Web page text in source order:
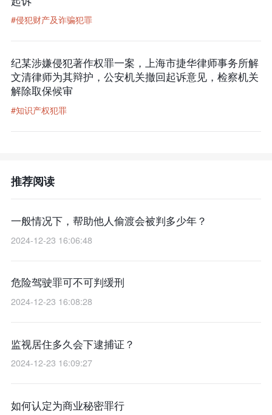
#侵犯财产及诈骗犯罪
纪某涉嫌侵犯著作权罪一案，上海市捷华律师事务所解
文清律师为其辩护，公安机关撤回起诉意见，检察机关
解除取保候审
#知识产权犯罪
推荐阅读
一般情况下，帮助他人偷渡会被判多少年？
2024-12-23 16:06:48
危险驾驶罪可不可判缓刑
2024-12-23 16:08:28
监视居住多久会下逮捕证？
2024-12-23 16:09:27
如何认定为商业秘密罪行